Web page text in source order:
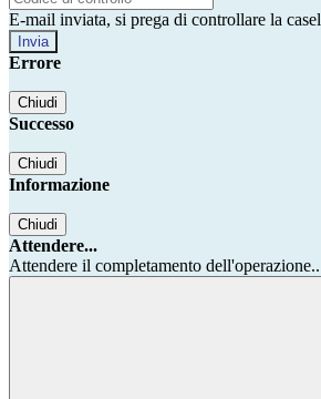
E-mail inviata, si prega di controllare la
Errore
Chiudi
Successo
Chiudi
Informazione
Chiudi
Attendere...
Attendere il completamento